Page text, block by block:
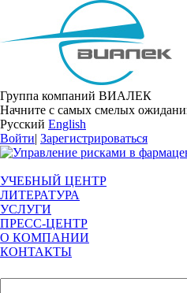
Группа компаний ВИАЛЕК
Начните с самых смелых
Русский English
Войти| Зарегистрироваться
УЧЕБНЫЙ ЦЕНТР
ЛИТЕРАТУРА
УСЛУГИ
ПРЕСС-ЦЕНТР
О КОМПАНИИ
КОНТАКТЫ